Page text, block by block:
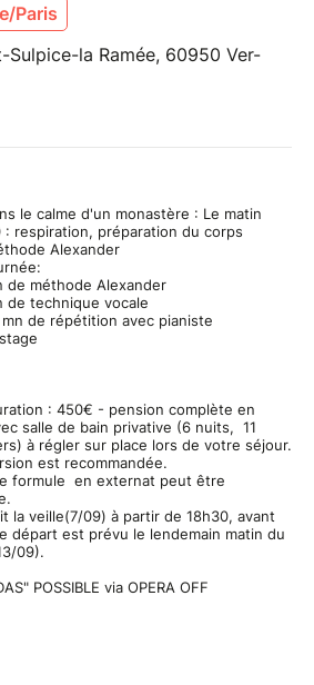
Paris
Sulpice-la Ramée, 60950 Ver-
le calme d'un monastère : Le matin
respiration, préparation du corps
Alexander
de méthode Alexander
de technique vocale
de répétition avec pianiste
: 450€ - pension complète en
salle de bain privative (6 nuits, 11
à régler sur place lors de votre séjour.
est recommandée.
formule en externat peut être
la veille(7/09) à partir de 18h30, avant
départ est prévu le lendemain matin du
09).
POSSIBLE via OPERA OFF